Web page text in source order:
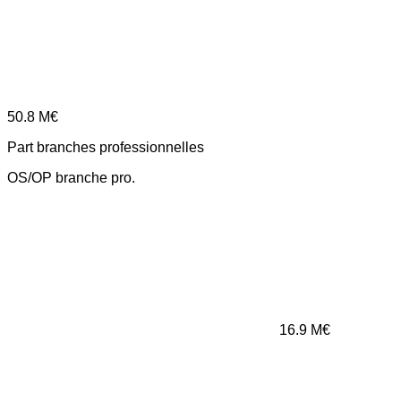
50.8 M€
Part branches professionnelles
OS/OP branche pro.
16.9 M€